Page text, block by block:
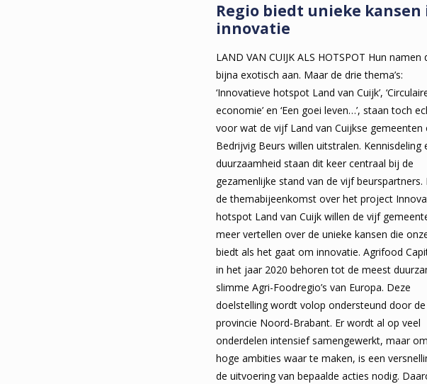
Regio biedt unieke kansen
innovatie
LAND VAN CUIJK ALS HOTSPOT Hun namen
bijna exotisch aan. Maar de drie thema’s:
‘Innovatieve hotspot Land van Cuijk’,
economie’ en ‘Een goei leven…’, staan toch
voor wat de vijf Land van Cuijkse gemeenten
Bedrijvig Beurs willen uitstralen. Kennisdeling
duurzaamheid staan dit keer centraal bij de
gezamenlijke stand van de vijf beurspartners.
de themabijeenkomst over het project
hotspot Land van Cuijk willen de vijf
meer vertellen over de unieke kansen die
biedt als het gaat om innovatie. Agrifood
in het jaar 2020 behoren tot de meest
slimme Agri-Foodregio’s van Europa. Deze
doelstelling wordt volop ondersteund door de
provincie Noord-Brabant. Er wordt al op veel
onderdelen intensief samengewerkt, maar
hoge ambities waar te maken, is een
de uitvoering van bepaalde acties nodig.